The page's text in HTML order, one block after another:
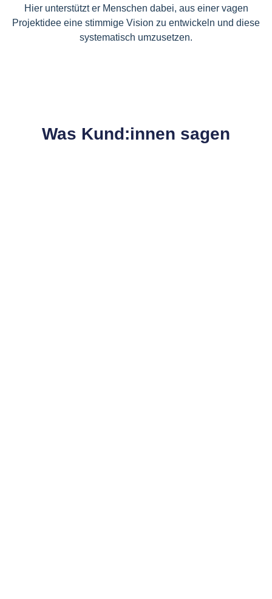
Hier unterstützt er Menschen dabei, aus einer vagen
Projektidee eine stimmige Vision zu entwickeln und diese
systematisch umzusetzen.
Was Kund:innen sagen